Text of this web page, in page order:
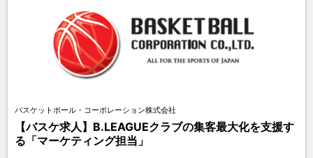
バスケットボール・コーポレーション株式会社
【バスケ求人】B.LEAGUEクラブの集客最大化を支援す
る「マーケティング担当」